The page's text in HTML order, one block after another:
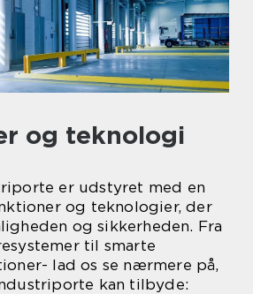
og teknologi
er udstyret med en
og teknologier, der
og sikkerheden. Fra
til smarte
lad os se nærmere på,
kan tilbyde: